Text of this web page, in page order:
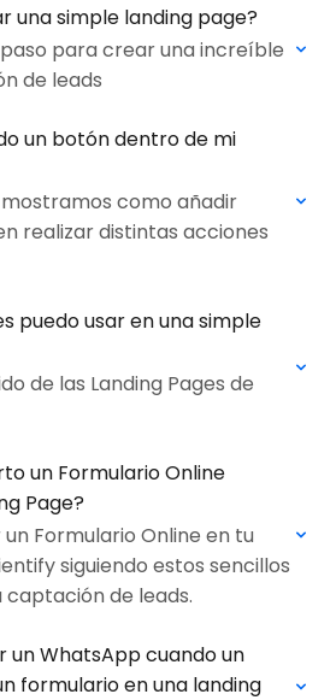
una simple landing page?
para crear una increíble
de leads
un botón dentro de mi
como añadir
realizar distintas acciones
puedo usar en una simple
de las Landing Pages de
un Formulario Online
Page?
Formulario Online en tu
siguiendo estos sencillos
captación de leads.
un WhatsApp cuando un
formulario en una landing